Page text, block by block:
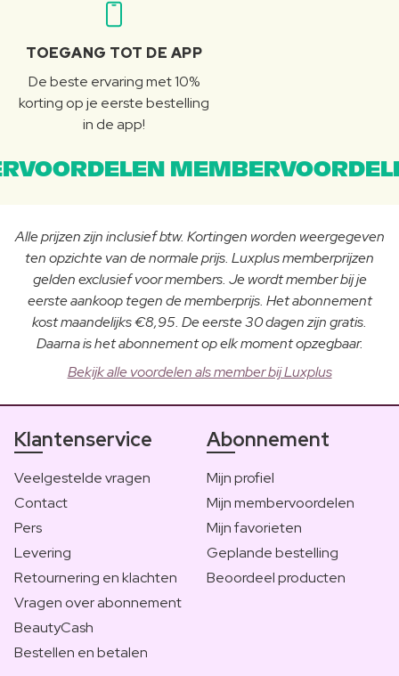
TOEGANG TOT DE APP
De beste ervaring met 10%
korting op je eerste bestelling
in de app!
Alle prijzen zijn inclusief btw. Kortingen worden weergegeven
ten opzichte van de normale prijs. Luxplus memberprijzen
gelden exclusief voor members. Je wordt member bij je
eerste aankoop tegen de memberprijs. Het abonnement
kost maandelijks €8,95. De eerste 30 dagen zijn gratis.
Daarna is het abonnement op elk moment opzegbaar.
Bekijk alle voordelen als member bij Luxplus
Klantenservice
Veelgestelde vragen
Contact
Pers
Levering
Retournering en klachten
Vragen over abonnement
BeautyCash
Bestellen en betalen
Abonnement
Mijn profiel
Mijn membervoordelen
Mijn favorieten
Geplande bestelling
Beoordeel producten